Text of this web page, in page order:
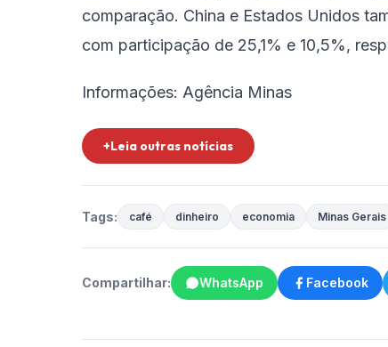
comparação. China e Estados Unidos
com participação de 25,1% e 10,5%,
Informações: Agência Minas
+Leia outras notícias
Tags: café dinheiro economia Minas Gerais
Compartilhar: WhatsApp Facebook